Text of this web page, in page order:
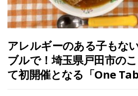
アレルギーのある子もな
ブルで！埼玉県戸田市の
て初開催となる「One